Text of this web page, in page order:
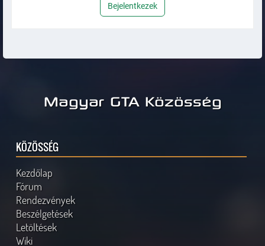
Bejelentkezek
Magyar GTA Közösség
KÖZÖSSÉG
Kezdőlap
Fórum
Rendezvények
Beszélgetések
Letöltések
Wiki